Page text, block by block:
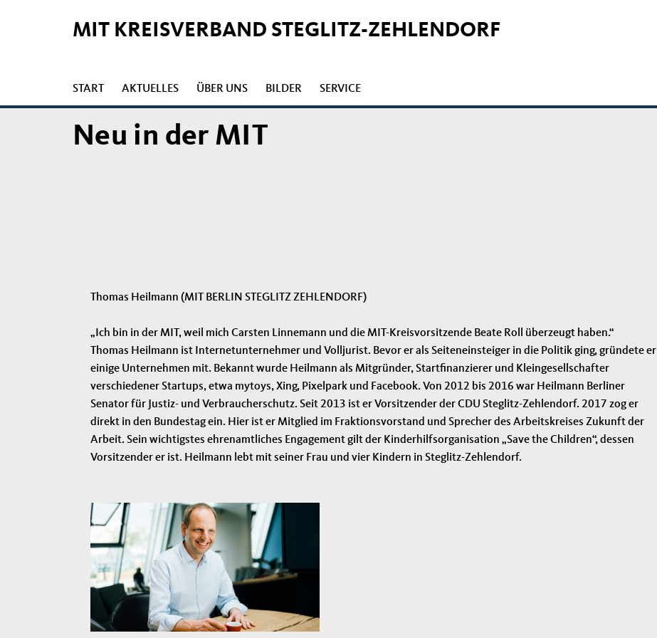
MIT KREISVERBAND STEGLITZ-ZEHLENDORF
START AKTUELLES ÜBER UNS BILDER SERVICE
Neu in der MIT
Thomas Heilmann (MIT BERLIN STEGLITZ ZEHLENDORF)
Ich bin in der MIT, weil mich Carsten Linnemann und die MIT-Kreisvorsitzende Beate Roll überzeugt haben.“
Thomas Heilmann ist Internetunternehmer und Volljurist. Bevor er als Seiteneinsteiger in die Politik ging, gründete er
einige Unternehmen mit. Bekannt wurde Heilmann als Mitgründer, Startfinanzierer und Kleingesellschafter
verschiedener Startups, etwa mytoys, Xing, Pixelpark und Facebook. Von 2012 bis 2016 war Heilmann Berliner
Senator für Justiz- und Verbraucherschutz. Seit 2013 ist er Vorsitzender der CDU Steglitz-Zehlendorf. 2017 zog er
direkt in den Bundestag ein. Hier ist er Mitglied im Fraktionsvorstand und Sprecher des Arbeitskreises Zukunft der
Arbeit. Sein wichtigstes ehrenamtliches Engagement gilt der Kinderhilfsorganisation „Save the Children“, dessen
Vorsitzender er ist. Heilmann lebt mit seiner Frau und vier Kindern in Steglitz-Zehlendorf.